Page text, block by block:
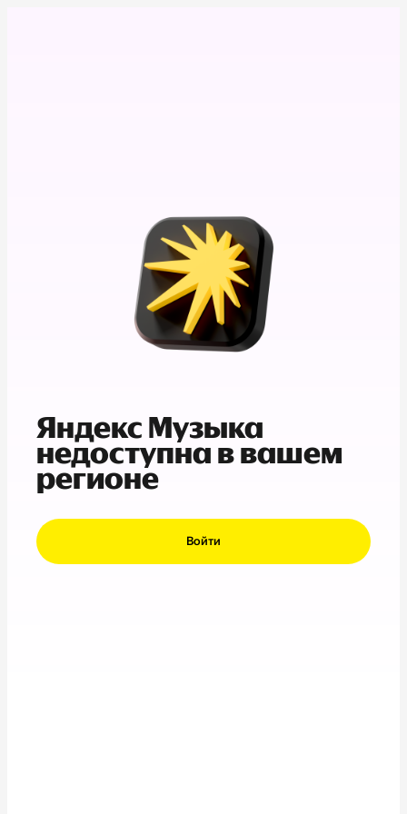
Яндекс Музыка
недоступна в вашем
регионе
Войти